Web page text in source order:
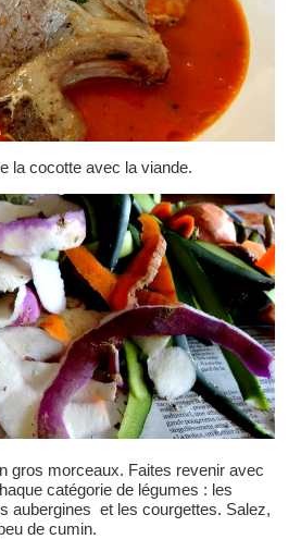
la cocotte avec la viande.
gros morceaux. Faites revenir avec
catégorie de légumes : les
aubergines et les courgettes. Salez,
de cumin.